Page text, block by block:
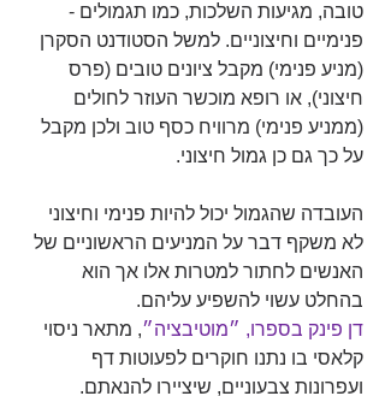
טובה, מגיעות השלכות, כמו תגמולים -
פנימיים וחיצוניים. למשל הסטודנט הסקרן
(מניע פנימי) מקבל ציונים טובים (פרס
חיצוני), או רופא מוכשר העוזר לחולים
(ממניע פנימי) מרוויח כסף טוב ולכן מקבל
על כך גם כן גמול חיצוני.
העובדה שהגמול יכול להיות פנימי וחיצוני
לא משקף דבר על המניעים הראשוניים של
האנשים לחתור למטרות אלו אך הוא
בהחלט עשוי להשפיע עליהם.
דן פינק בספרו, ״מוטיבציה״, מתאר ניסוי
קלאסי בו נתנו חוקרים לפעוטות דף
ועפרונות צבעוניים, שיציירו להנאתם.